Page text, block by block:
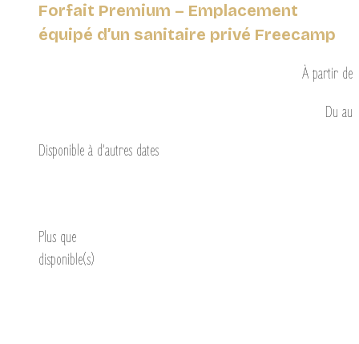
Forfait Premium – Emplacement
équipé d’un sanitaire privé Freecamp
À partir de
Du au
Disponible à d’autres dates
Plus que
disponible(s)